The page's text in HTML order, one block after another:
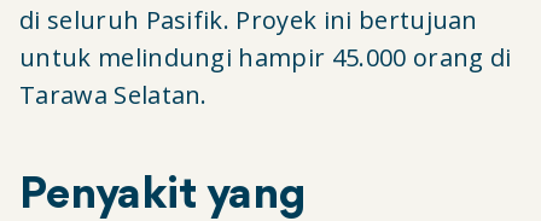
di seluruh Pasifik. Proyek ini bertujuan
untuk melindungi hampir 45.000 orang di
Tarawa Selatan.
Penyakit yang